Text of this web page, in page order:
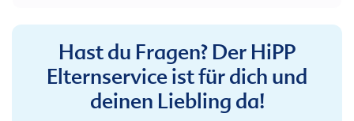
Hast du Fragen? Der HiPP
Elternservice ist für dich und
deinen Liebling da!